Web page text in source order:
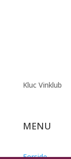
Kluc Vinklub
MENU
Forside